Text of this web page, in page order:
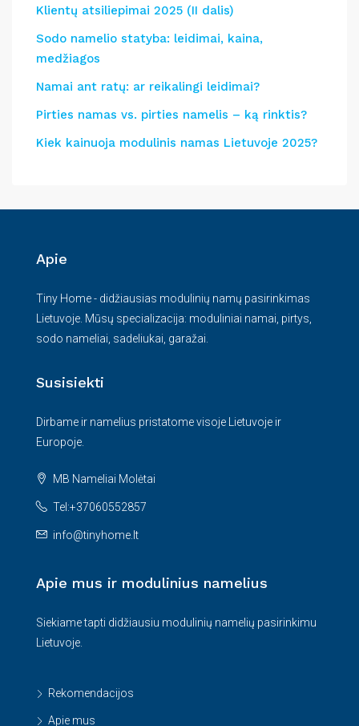
Klientų atsiliepimai 2025 (II dalis)
Sodo namelio statyba: leidimai, kaina,
medžiagos
Namai ant ratų: ar reikalingi leidimai?
Pirties namas vs. pirties namelis – ką rinktis?
Kiek kainuoja modulinis namas Lietuvoje 2025?
Apie
Tiny Home - didžiausias modulinių namų pasirinkimas
Lietuvoje. Mūsų specializacija: moduliniai namai, pirtys,
sodo nameliai, sadeliukai, garažai.
Susisiekti
Dirbame ir namelius pristatome visoje Lietuvoje ir
Europoje.
MB Nameliai Molėtai
Tel:+37060552857
info@tinyhome.lt
Apie mus ir modulinius namelius
Siekiame tapti didžiausiu modulinių namelių pasirinkimu
Lietuvoje.
Rekomendacijos
Apie mus